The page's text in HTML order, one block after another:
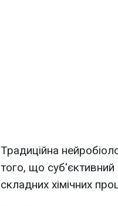
Традиційна
того, що
складних хімічних